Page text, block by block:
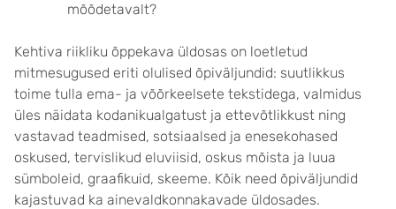
mõõdetavalt?
Kehtiva riikliku õppekava üldosas on loetletud
mitmesugused eriti olulised õpiväljundid: suutlikkus
toime tulla ema- ja võõrkeelsete tekstidega, valmidus
üles näidata kodanikualgatust ja ettevõtlikkust ning
vastavad teadmised, sotsiaalsed ja enesekohased
oskused, tervislikud eluviisid, oskus mõista ja luua
sümboleid, graafikuid, skeeme. Kõik need õpiväljundid
kajastuvad ka ainevaldkonnakavade üldosades.